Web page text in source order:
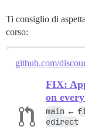
Ti consiglio di
corso:
github.com/
FIX:
on
main ←
edirect